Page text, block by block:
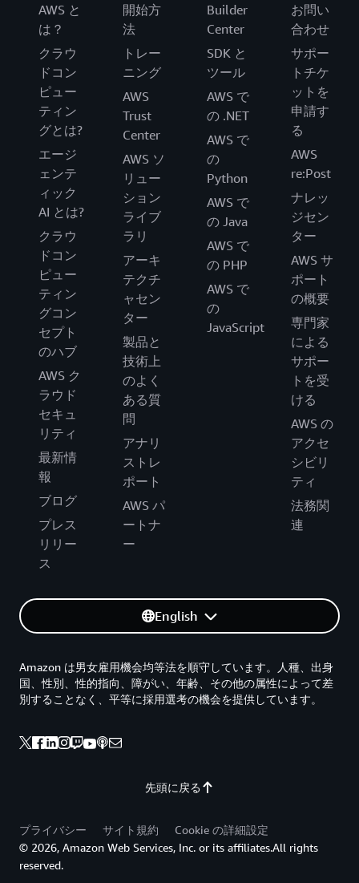
AWS と
は？
クラウ
ドコン
ピュー
ティン
グとは?
エージ
ェンテ
ィック
AI とは?
クラウ
ドコン
ピュー
ティン
グコン
セプト
のハブ
AWS ク
ラウド
セキュ
リティ
最新情
報
ブログ
プレス
リリー
ス
開始方
法
トレー
ニング
AWS
Trust
Center
AWS ソ
リュー
ション
ライブ
ラリ
アーキ
テクチ
ャセン
ター
製品と
技術上
のよく
ある質
問
アナリ
ストレ
ポート
AWS パ
ートナ
ー
Builder
Center
SDK と
ツール
AWS で
の .NET
AWS で
の
Python
AWS で
の Java
AWS で
の PHP
AWS で
の
JavaScript
お問い
合わせ
サポー
トチケ
ットを
申請す
る
AWS
re:Post
ナレッ
ジセン
ター
AWS サ
ポート
の概要
専門家
による
サポー
トを受
ける
AWS の
アクセ
シビリ
ティ
法務関
連
English
先頭に戻る
Amazon は男女雇用機会均等法を順守しています。人種、出身
国、性別、性的指向、障がい、年齢、その他の属性によって差
別することなく、平等に採用選考の機会を提供しています。
プライバシー サイト規約
Cookie の詳細設定
© 2026, Amazon Web Services, Inc. or its affiliates.All rights
reserved.